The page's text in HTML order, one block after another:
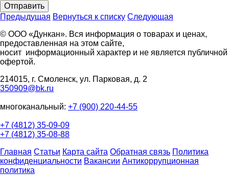
Отправить
Предыдущая Вернуться к списку Следующая
© ООО «Дункан». Вся информация о товарах и ценах,
предоставленная на этом сайте,
носит информационный характер и не является публичной
офертой.
214015, г. Смоленск, ул. Парковая, д. 2
350909@bk.ru
многоканальный: +7 (900) 220-44-55
+7 (4812) 35-09-09
+7 (4812) 35-08-88
Главная Статьи Карта сайта Обратная связь Политика
конфиденциальности Вакансии Антикоррупционная
политика